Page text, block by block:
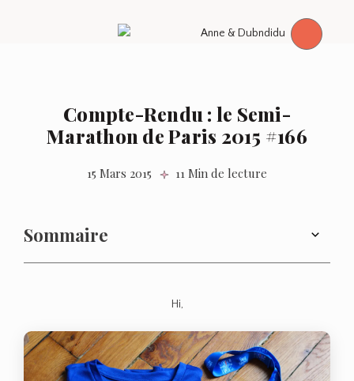
Compte-Rendu : le Semi-
Marathon de Paris 2015 #166
15 Mars 2015 11 Min de lecture
Sommaire
Hi,